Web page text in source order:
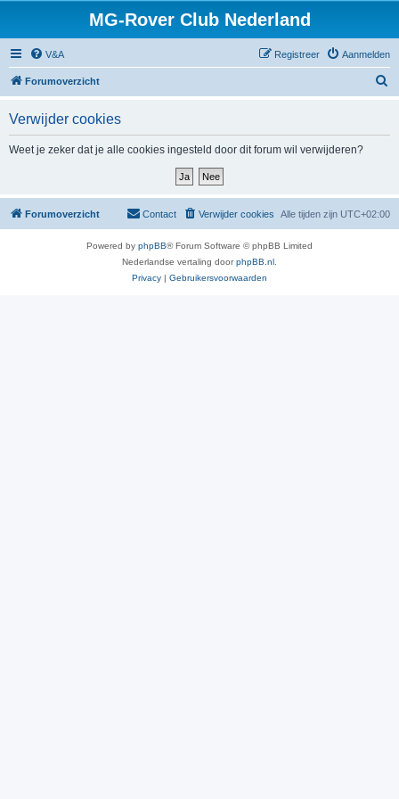
MG-Rover Club Nederland
V&A Aanmelden
Registreer
Forumoverzicht
Verwijder cookies
Weet je zeker dat je alle cookies ingesteld door dit forum wil verwijderen?
Forumoverzicht Alle tijden zijn UTC+02:00
Verwijder cookies
Contact
Powered by phpBB® Forum Software © phpBB Limited
Nederlandse vertaling doorphpBB.nl
Privacy | Gebruikersvoorwaarden